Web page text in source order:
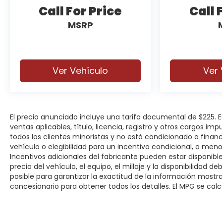
legendary Pentastar reliability, this 2023
Chrysler 300 Touring is an outstanding choice
for anyone looking for a full-size sedan with
Shop Platinum CDJR in Terrell, TX for
transparent pricing, premium inventory, and
small-town service you can trust. Fast
Platinum difference!
Price excludes tax, title, license, and dealer-
installed accessories.
Call For Price
MSRP
Ver Vehículo
Call
Ver
El precio anunciado incluye una tarifa documental de
ventas aplicables, título, licencia, registro y otros cargos
todos los clientes minoristas y no está condicionado a
vehículo o elegibilidad para un incentivo condicional, a
Incentivos adicionales del fabricante pueden estar
precio del vehículo, el equipo, el millaje y la disponibilidad
posible para garantizar la exactitud de la información
concesionario para obtener todos los detalles. El MPG se